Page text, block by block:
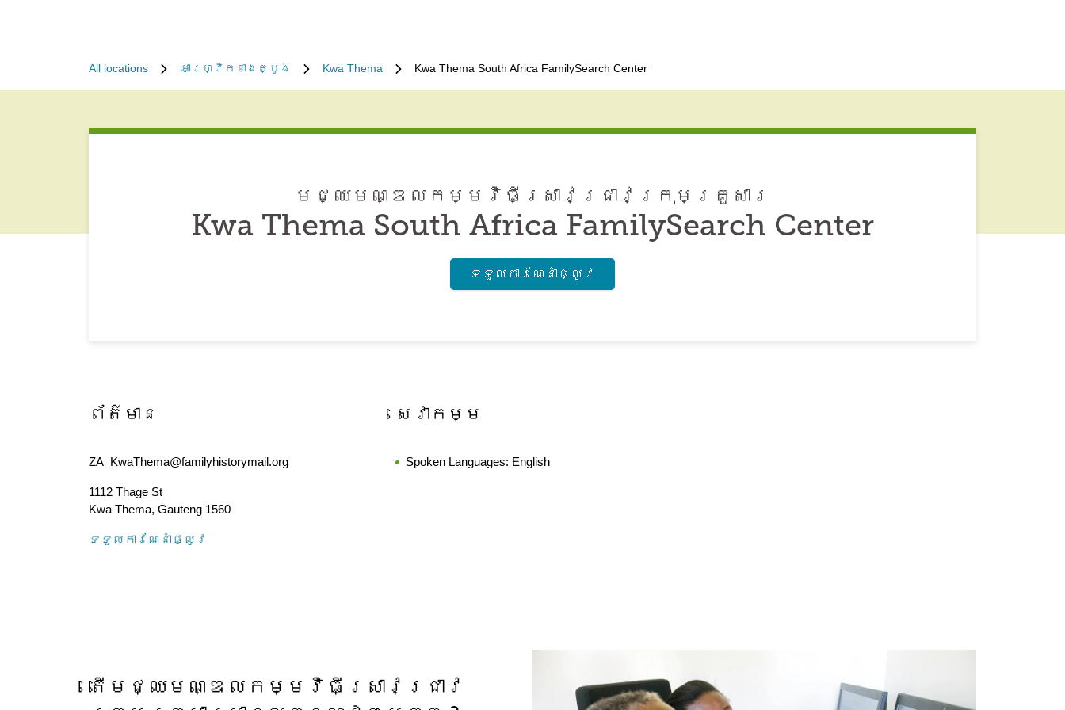
All locations អាហ្វ្រិកខាងត្បូង Kwa Thema Kwa Thema South Africa FamilySearch Center
មជ្ឈមណ្ឌល​កម្មវិធី​ស្រាវជ្រាវ​ក្រុមគ្រួសារ
Kwa Thema South Africa FamilySearch Center
ទទួល​ការណែនាំ​ផ្លូវ
ព័ត៌មាន
ZA_KwaThema@familyhistorymail.org
1112 Thage St
Kwa Thema, Gauteng 1560
ទទួល​ការណែនាំ​ផ្លូវ
សេវាកម្ម
Spoken Languages: English
តើ​មជ្ឈមណ្ឌល​កម្មវិធី​ស្រាវជ្រាវ​